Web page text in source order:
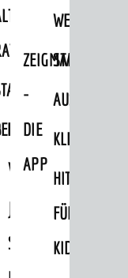
INNEN
INNEN
JÜDISCHE
SPUREN
WEG
ZEIGMAL
-
DIE
APP
STADTTEILE
HITS
FÜR
KIDS